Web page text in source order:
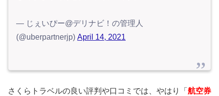
— じぇいぴー@デリナビ！の管理人
(@uberpartnerjp) April 14, 2021
さくらトラベルの良い評判や口コミでは、やはり「 航空券